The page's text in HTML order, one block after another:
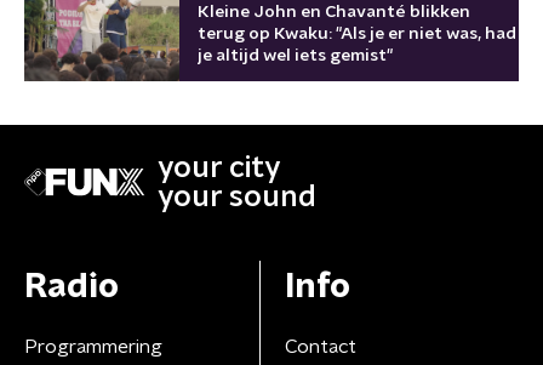
Kleine John en Chavanté blikken
terug op Kwaku: "Als je er niet was, had
je altijd wel iets gemist"
your city
your sound
Radio
Programmering
Info
Contact